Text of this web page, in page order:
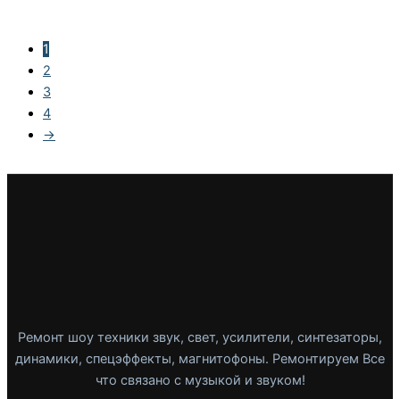
1
2
3
4
→
Ремонт шоу техники звук, свет, усилители, синтезаторы,
динамики, спецэффекты, магнитофоны. Ремонтируем Все
что связано с музыкой и звуком!